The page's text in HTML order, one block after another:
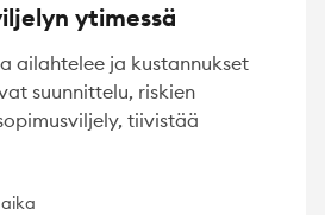
ytimessä
ailahtelee ja kustannukset
suunnittelu, riskien
tiivistää